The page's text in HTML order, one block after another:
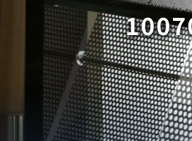
一覧
目一覧表
ヤー
）
ーナー™
チング
加工
ング）
ズ
）
性樹
グ
品